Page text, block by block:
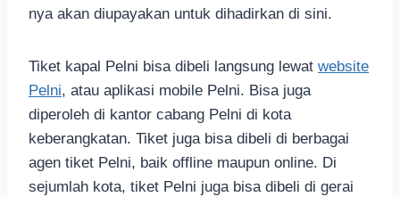
nya akan diupayakan untuk dihadirkan di sini.
Tiket kapal Pelni bisa dibeli langsung lewat website
Pelni, atau aplikasi mobile Pelni. Bisa juga
diperoleh di kantor cabang Pelni di kota
keberangkatan. Tiket juga bisa dibeli di berbagai
agen tiket Pelni, baik offline maupun online. Di
sejumlah kota, tiket Pelni juga bisa dibeli di gerai